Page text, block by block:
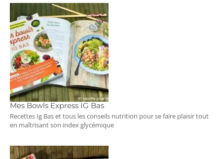
Mes Bowls Express IG Bas
Recettes Ig Bas et tous les conseils nutrition pour se faire plaisir tout
en maîtrisant son index glycémique